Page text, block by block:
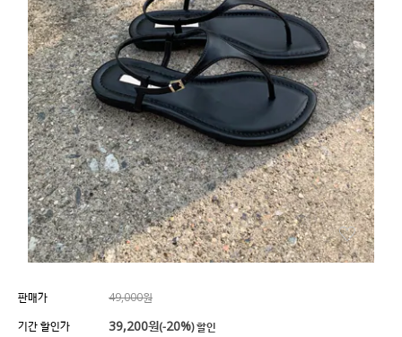
판매가
49,000원
기간 할인가
39,200원(-20%) 할인